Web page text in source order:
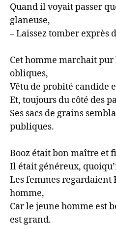
Quand il voyait passer
glaneuse,
– Laissez tomber exprès
Cet homme marchait
obliques,
Vêtu de probité candide
Et, toujours du côté des
Ses sacs de grains
publiques.
Booz était bon maître et
Il était généreux,
Les femmes regardaient
homme,
Car le jeune homme est
est grand.